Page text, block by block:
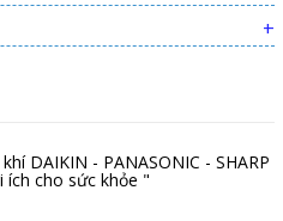
+
DAIKIN - PANASONIC - SHARP
ích cho sức khỏe "